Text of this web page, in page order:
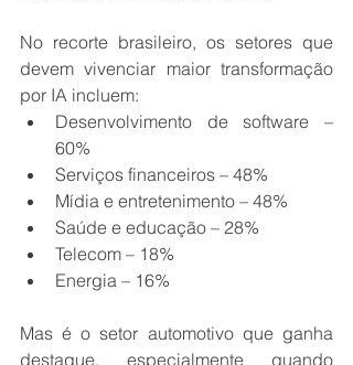
No recorte brasileiro, os setores que
devem vivenciar maior transformação
por IA incluem:
Desenvolvimento de software –
60%
Serviços financeiros – 48%
Mídia e entretenimento – 48%
Saúde e educação – 28%
Telecom – 18%
Energia – 16%
Mas é o setor automotivo que ganha
destaque, especialmente quando